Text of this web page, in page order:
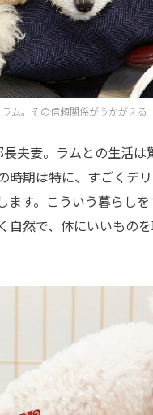
ム。その信頼関係がうかがえる
夫妻。ラムとの生活は
期は特に、すごくデ
す。こういう暮らし
然で、体にいいもの